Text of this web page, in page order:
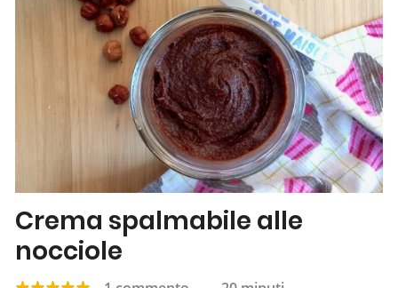
Crema spalmabile alle
nocciole